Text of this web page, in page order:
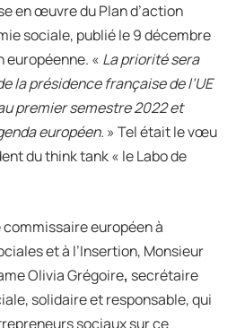
en œuvre du Plan d’action
sociale, publié le 9 décembre
européenne. « La priorité sera
la présidence française de l’UE
premier semestre 2022 et
européen. » Tel était le vœu
du think tank « le Labo de
européen à
et à l’Insertion, Monsieur
Olivia Grégoire, secrétaire
solidaire et responsable, qui
sociaux sur ce